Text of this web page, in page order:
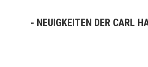
NEUIGKEITEN DER CARL